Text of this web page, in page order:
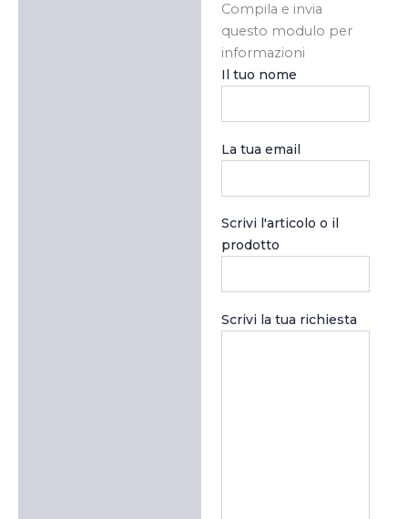
Compila e invia
questo modulo per
informazioni
Il tuo nome
La tua email
Scrivi l'articolo o il
prodotto
Scrivi la tua richiesta